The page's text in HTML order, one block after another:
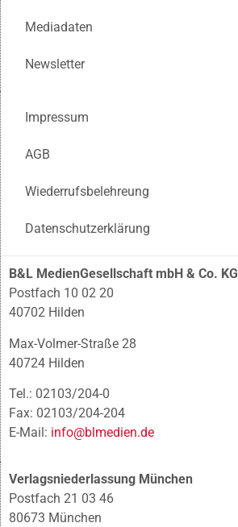
Mediadaten
Newsletter
Impressum
AGB
Wiederrufsbelehreung
Datenschutzerklärung
B&L MedienGesellschaft mbH & Co. KG
Postfach 10 02 20
40702 Hilden
Max-Volmer-Straße 28
40724 Hilden
Tel.: 02103/204-0
Fax: 02103/204-204
E-Mail: info@blmedien.de
Verlagsniederlassung München
Postfach 21 03 46
80673 München